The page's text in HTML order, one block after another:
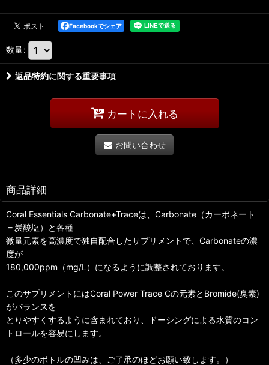
Facebookでシェア
数量:
返品特約に関する重要事項
カートに入れる
お問い合わせ
商品詳細
Coral Essentials Carbonate+Traceは、Carbonate（カーボネート
＝炭酸塩）と各種
微量元素を高濃度で独自配合したサプリメントで、Carbonateの濃
度が
180,000ppm（mg/L）になるように調整されております。
このサプリメントにはCoral Power Trace Cの元素とBromide(臭素)
がバランスを
とりやすくするように含まれており、ドーシングによる水質のコン
トロールを容易にします。
（多少のボトルの凹みは、ご了承のほどお願い致します。）